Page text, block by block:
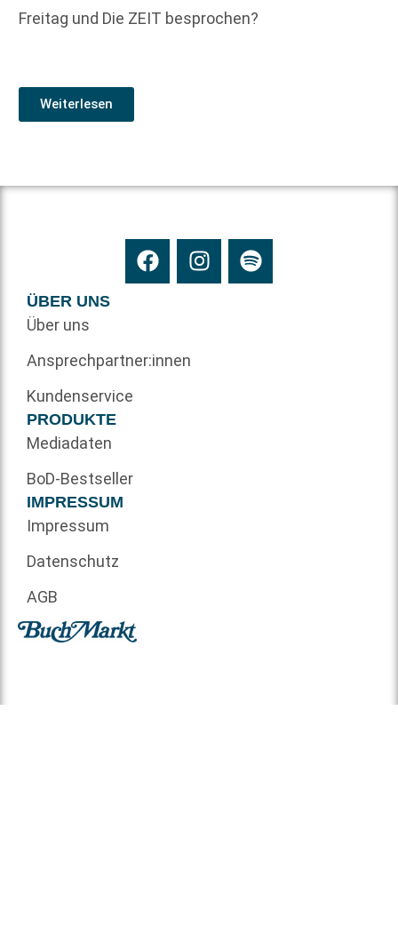
Freitag und Die ZEIT besprochen?
Weiterlesen
ÜBER UNS
Über uns
Ansprechpartner:innen
Kundenservice
PRODUKTE
Mediadaten
BoD-Bestseller
IMPRESSUM
Impressum
Datenschutz
AGB